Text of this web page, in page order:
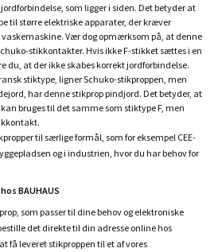
som ligger i siden. Det betyder at
til større elektriske apparater, der kræver
Vær dog opmærksom på, at denne
stikkontakter. Hvis ikke F-stikket sættes i en
du, at der ikke skabes korrekt jordforbindelse.
stiktype, ligner Schuko-stikproppen, men
har denne stikprop pindjord. Det betyder, at
bruges til det samme som stiktype F, men
til særlige formål, som for eksempel CEE-
og i industrien, hvor du har behov for
BAUHAUS
som passer til dine behov og elektroniske
det direkte til din adresse online hos
få leveret stikproppen til et af vores